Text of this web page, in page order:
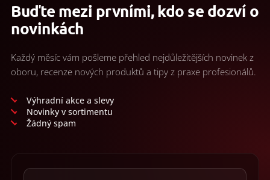
Buďte mezi prvními, kdo se dozví o
novinkách
Každý měsíc vám pošleme přehled nejdůležitějších novinek z
oboru, recenze nových produktů a tipy z praxe profesionálů.
Výhradní akce a slevy
Novinky v sortimentu
Žádný spam